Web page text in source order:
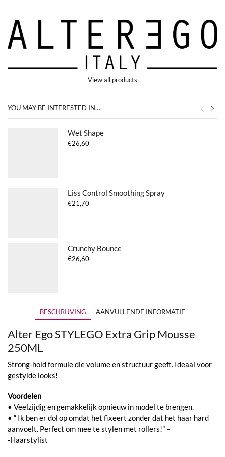
View all products
YOU MAY BE INTERESTED IN…
Wet Shape
€26,60
Liss Control Smoothing Spray
€21,70
Crunchy Bounce
€26,60
BESCHRIJVING AANVULLENDE INFORMATIE
Alter Ego STYLEGO Extra Grip Mousse
250ML
Strong-hold formule die volume en structuur geeft. Ideaal voor
gestylde looks!
Voordelen
• Veelzijdig en gemakkelijk opnieuw in model te brengen.
• “ Ik ben er dol op omdat het fixeert zonder dat het haar hard
aanvoelt. Perfect om mee te stylen met rollers!” –
-Haarstylist